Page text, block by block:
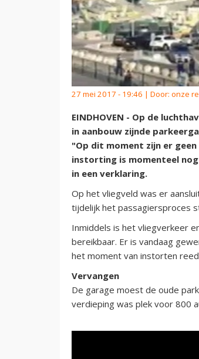
27 mei 2017 - 19:46 | Door: onze
EINDHOVEN - Op de
in aanbouw zijnde
"Op dit moment zijn er
instorting is momenteel
in een verklaring.
Op het vliegveld was er
tijdelijk het passagiersproces
Inmiddels is het vliegverkeer
bereikbaar. Er is vandaag
het moment van instorten
Vervangen
De garage moest de oude
verdieping was plek voor 800